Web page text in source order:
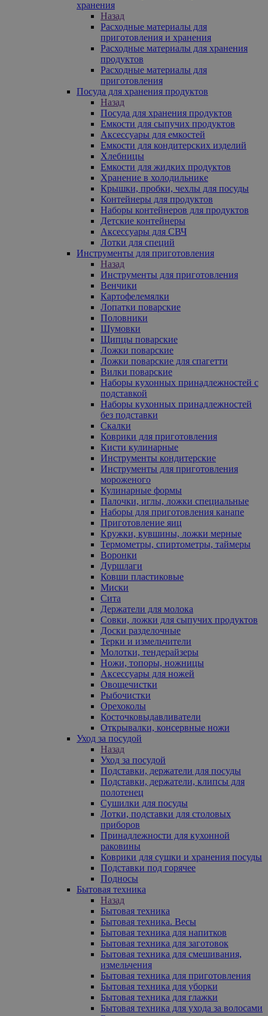
хранения
Назад
Расходные материалы для
приготовления и хранения
Расходные материалы для хранения
продуктов
Расходные материалы для
приготовления
Посуда для хранения продуктов
Назад
Посуда для хранения продуктов
Емкости для сыпучих продуктов
Аксессуары для емкостей
Емкости для кондитерских изделий
Хлебницы
Емкости для жидких продуктов
Хранение в холодильнике
Крышки, пробки, чехлы для посуды
Контейнеры для продуктов
Наборы контейнеров для продуктов
Детские контейнеры
Аксессуары для СВЧ
Лотки для специй
Инструменты для приготовления
Назад
Инструменты для приготовления
Венчики
Картофелемялки
Лопатки поварские
Половники
Шумовки
Щипцы поварские
Ложки поварские
Ложки поварские для спагетти
Вилки поварские
Наборы кухонных принадлежностей с
подставкой
Наборы кухонных принадлежностей
без подставки
Скалки
Коврики для приготовления
Кисти кулинарные
Инструменты кондитерские
Инструменты для приготовления
мороженого
Кулинарные формы
Палочки, иглы, ложки специальные
Наборы для приготовления канапе
Приготовление яиц
Кружки, кувшины, ложки мерные
Термометры, спиртометры, таймеры
Воронки
Дуршлаги
Ковши пластиковые
Миски
Сита
Держатели для молока
Совки, ложки для сыпучих продуктов
Доски разделочные
Терки и измельчители
Молотки, тендерайзеры
Ножи, топоры, ножницы
Аксессуары для ножей
Овощечистки
Рыбочистки
Орехоколы
Косточковыдавливатели
Открывалки, консервные ножи
Уход за посудой
Назад
Уход за посудой
Подставки, держатели для посуды
Подставки, держатели, клипсы для
полотенец
Сушилки для посуды
Лотки, подставки для столовых
приборов
Принадлежности для кухонной
раковины
Коврики для сушки и хранения посуды
Подставки под горячее
Подносы
Бытовая техника
Назад
Бытовая техника
Бытовая техника. Весы
Бытовая техника для напитков
Бытовая техника для заготовок
Бытовая техника для смешивания,
измельчения
Бытовая техника для приготовления
Бытовая техника для уборки
Бытовая техника для глажки
Бытовая техника для ухода за волосами